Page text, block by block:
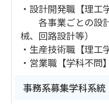
・設計開発職【理工
各事業ごとの設
械、回路設計等）
・生産技術職【理工
・営業職【学科不問】
事務系募集学科系統